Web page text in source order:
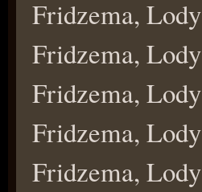
Fridzema, Lody
Fridzema, Lody
Fridzema, Lody
Fridzema, Lody
Fridzema, Lody